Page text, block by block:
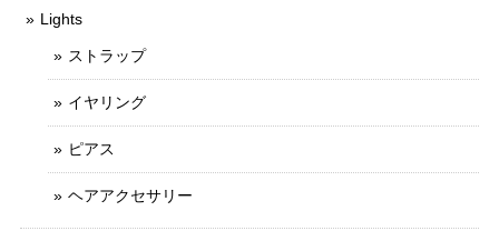
Lights
ストラップ
イヤリング
ピアス
ヘアアクセサリー